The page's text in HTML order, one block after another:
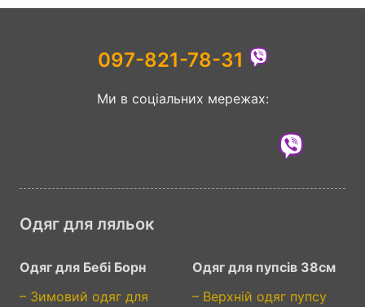
097-821-78-31
Ми в соціальних мережах:
Одяг для ляльок
Одяг для Бебі Борн
– Зимовий одяг для
Одяг для пупсів 38см
– Верхній одяг пупсу